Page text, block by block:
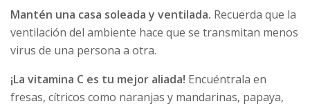
Mantén una casa soleada y ventilada. Recuerda que la
ventilación del ambiente hace que se transmitan menos
virus de una persona a otra.
¡La vitamina C​ es tu mejor aliada! Encuéntrala en
fresas, cítricos como naranjas y mandarinas, papaya,